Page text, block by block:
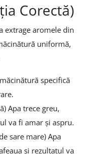
Corectă)
extrage aromele din
uniformă,
specifică
Apa trece greu,
va fi amar și aspru.
sare mare) Apa
și rezultatul va